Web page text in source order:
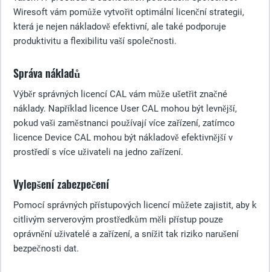
Wiresoft vám pomůže vytvořit optimální licenční strategii,
která je nejen nákladově efektivní, ale také podporuje
produktivitu a flexibilitu vaší společnosti.
Správa nákladů
Výběr správných licencí CAL vám může ušetřit značné
náklady. Například licence User CAL mohou být levnější,
pokud vaši zaměstnanci používají více zařízení, zatímco
licence Device CAL mohou být nákladově efektivnější v
prostředí s více uživateli na jedno zařízení.
Vylepšení zabezpečení
Pomocí správných přístupových licencí můžete zajistit, aby k
citlivým serverovým prostředkům měli přístup pouze
oprávnění uživatelé a zařízení, a snížit tak riziko narušení
bezpečnosti dat.